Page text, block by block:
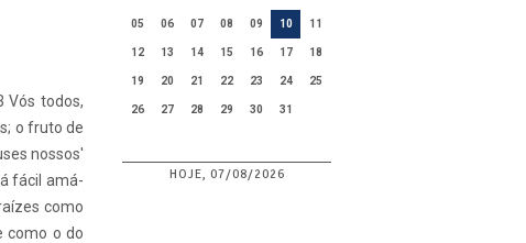
05 06 07 08 09 10 11
12 13 14 15 16 17 18
19 20 21 22 23 24 25
26 27 28 29 30 31
HOJE, 07/08/2026
Vós todos,
o fruto de
nossos'
fácil amá-
como
como o do